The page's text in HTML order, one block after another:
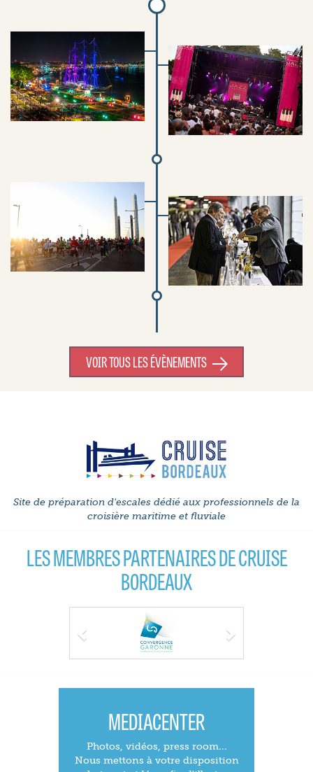
VOIR TOUS LES ÉVÈNEMENTS
Site de préparation d'escales dédié aux professionnels de la
croisière maritime et fluviale
LES MEMBRES PARTENAIRES DE CRUISE
BORDEAUX
MEDIACENTER
Photos, vidéos, press room...
Nous mettons à votre disposition